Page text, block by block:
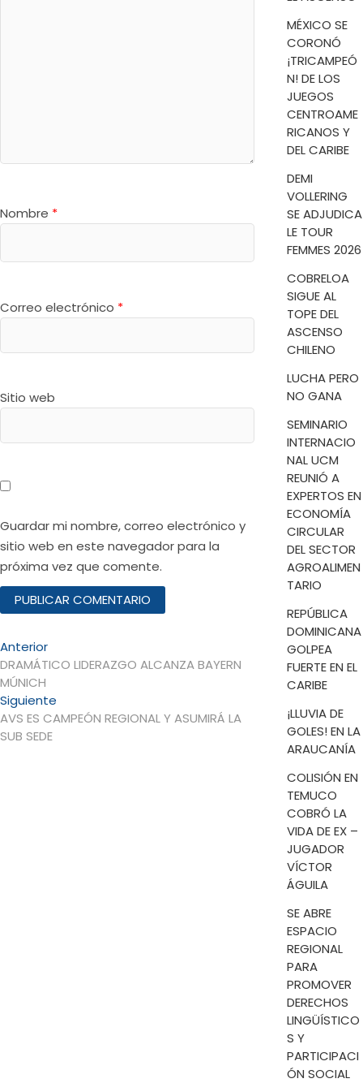
Nombre *
Correo electrónico *
Sitio web
Guardar mi nombre, correo electrónico y
sitio web en este navegador para la
próxima vez que comente.
Navegación
de
entradas
AnteriorEntrada
anterior:
DRAMÁTICO LIDERAZGO ALCANZA BAYERN
MÚNICH
Siguiente
siguiente:
AVS ES CAMPEÓN REGIONAL Y ASUMIRÁ LA
SUB SEDE
MÉXICO SE
CORONÓ
¡TRICAMPEÓ
N! DE LOS
JUEGOS
CENTROAME
RICANOS Y
DEL CARIBE
DEMI
VOLLERING
SE ADJUDICA
LE TOUR
FEMMES 2026
COBRELOA
SIGUE AL
TOPE DEL
ASCENSO
CHILENO
LUCHA PERO
NO GANA
SEMINARIO
INTERNACIO
NAL UCM
REUNIÓ A
EXPERTOS EN
ECONOMÍA
CIRCULAR
DEL SECTOR
AGROALIMEN
TARIO
REPÚBLICA
DOMINICANA
GOLPEA
FUERTE EN EL
CARIBE
¡LLUVIA DE
GOLES! EN LA
ARAUCANÍA
COLISIÓN EN
TEMUCO
COBRÓ LA
VIDA DE EX –
JUGADOR
VÍCTOR
ÁGUILA
SE ABRE
ESPACIO
REGIONAL
PARA
PROMOVER
DERECHOS
LINGÜÍSTICO
S Y
PARTICIPACI
ÓN SOCIAL